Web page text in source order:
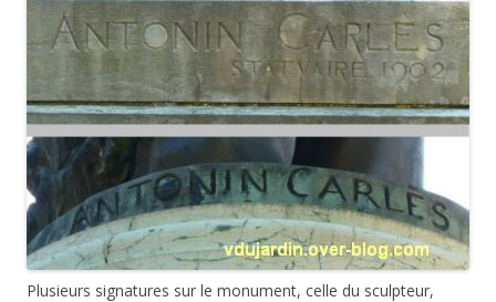
Plusieurs signatures sur le monument, celle du sculpteur,